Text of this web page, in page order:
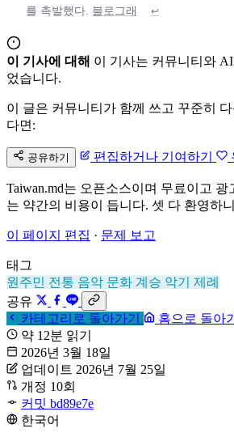
를 촉발했다. 블로그래 ↩
이 기사에 대해 이 기사는 커뮤니티와
었습니다.
이 글은 커뮤니티가 함께 쓰고 꾸준히
다면:
공유하기 편집하거나 기여하기
Taiwan.md는 오픈소스이며 무료이고 광
는 약간의 비용이 듭니다. 셋 다 환영하
이 페이지 편집 · 문제 보고
태그
원주민 전통 음악 문화 계승 악기 제례
공유
카테고리로 돌아가기
홈으로 돌아
약 12분 읽기
2026년 3월 18일
업데이트 2026년 7월 25일
개정 10회
커밋 bd89e7e
한국어